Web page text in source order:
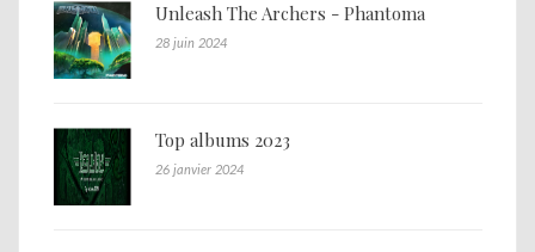
Unleash The Archers - Phantoma
28 juin 2024
Top albums 2023
26 janvier 2024